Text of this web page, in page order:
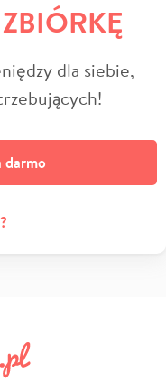
dla siebie,
darmo